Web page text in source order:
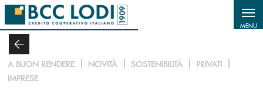
Salta al contenuto principale
MENU
A BUON RENDERE NOVITÀ SOSTENIBILITÀ
PRIVATI
IMPRESE